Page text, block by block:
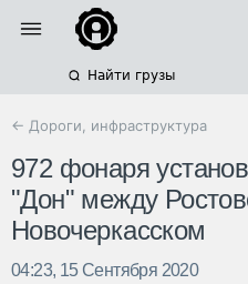
Найти грузы
← Дороги, инфраструктура
972 фонаря
"Дон" между
Новочеркасском
04:23, 15 Сентября 2020